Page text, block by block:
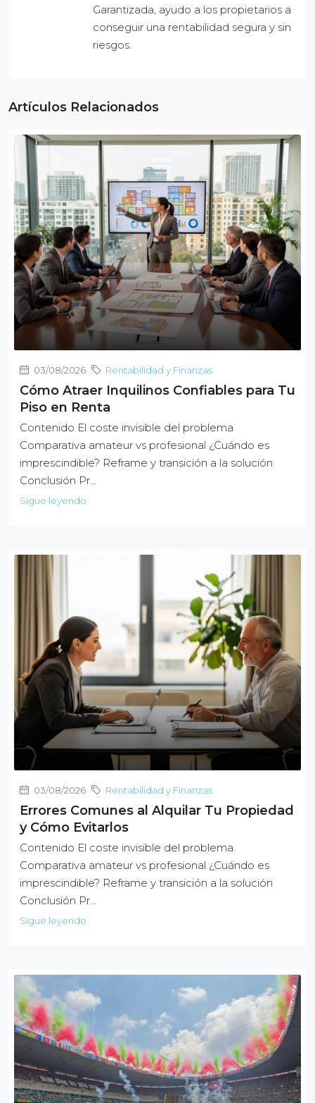
Garantizada, ayudo a los propietarios a
conseguir una rentabilidad segura y sin
riesgos.
Artículos Relacionados
03/08/2026 Rentabilidad y Finanzas
Cómo Atraer Inquilinos Confiables para Tu
Piso en Renta
Contenido El coste invisible del problema
Comparativa amateur vs profesional ¿Cuándo es
imprescindible? Reframe y transición a la solución
Conclusión Pr…
Sigue leyendo
03/08/2026 Rentabilidad y Finanzas
Errores Comunes al Alquilar Tu Propiedad
y Cómo Evitarlos
Contenido El coste invisible del problema
Comparativa amateur vs profesional ¿Cuándo es
imprescindible? Reframe y transición a la solución
Conclusión Pr…
Sigue leyendo